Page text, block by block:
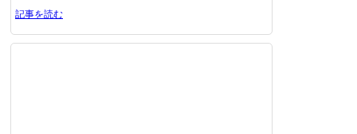
記事を読む